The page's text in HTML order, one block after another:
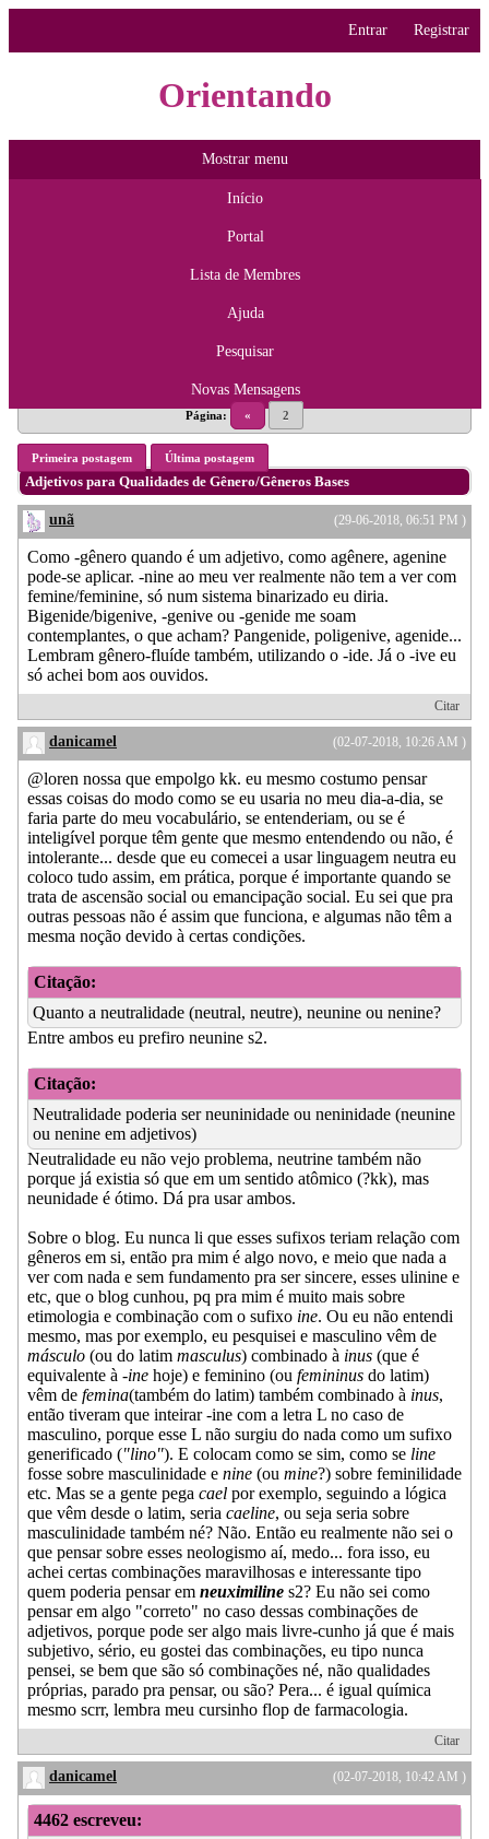
Entrar Registrar
Orientando
Mostrar menu
Início
Portal
Lista de Membres
Ajuda
Pesquisar
Novas Mensagens
Página: « 2
Primeira postagem Última postagem
Adjetivos para Qualidades de Gênero/Gêneros Bases
(29-06-2018, 06:51 PM )
unã
Como -gênero quando é um adjetivo, como agênere, agenine
pode-se aplicar. -nine ao meu ver realmente não tem a ver com
femine/feminine, só num sistema binarizado eu diria.
Bigenide/bigenive, -genive ou -genide me soam
contemplantes, o que acham? Pangenide, poligenive, agenide...
Lembram gênero-fluíde também, utilizando o -ide. Já o -ive eu
só achei bom aos ouvidos.
Citar
(02-07-2018, 10:26 AM )
danicamel
@loren nossa que empolgo kk. eu mesmo costumo pensar
essas coisas do modo como se eu usaria no meu dia-a-dia, se
faria parte do meu vocabulário, se entenderiam, ou se é
inteligível porque têm gente que mesmo entendendo ou não, é
intolerante... desde que eu comecei a usar linguagem neutra eu
coloco tudo assim, em prática, porque é importante quando se
trata de ascensão social ou emancipação social. Eu sei que pra
outras pessoas não é assim que funciona, e algumas não têm a
mesma noção devido à certas condições.
Citação:
Quanto a neutralidade (neutral, neutre), neunine ou nenine?
Entre ambos eu prefiro neunine s2.
Citação:
Neutralidade poderia ser neuninidade ou neninidade (neunine
ou nenine em adjetivos)
Neutralidade eu não vejo problema, neutrine também não
porque já existia só que em um sentido atômico (?kk), mas
neunidade é ótimo. Dá pra usar ambos.
Sobre o blog. Eu nunca li que esses sufixos teriam relação com
gêneros em si, então pra mim é algo novo, e meio que nada a
ver com nada e sem fundamento pra ser sincere, esses ulinine e
etc, que o blog cunhou, pq pra mim é muito mais sobre
etimologia e combinação com o sufixo ine. Ou eu não entendi
mesmo, mas por exemplo, eu pesquisei e masculino vêm de
másculo (ou do latim masculus) combinado à inus (que é
equivalente à -ine hoje) e feminino (ou femininus do latim)
vêm de femina(também do latim) também combinado à inus,
então tiveram que inteirar -ine com a letra L no caso de
masculino, porque esse L não surgiu do nada como um sufixo
generificado ("lino"). E colocam como se sim, como se line
fosse sobre masculinidade e nine (ou mine?) sobre feminilidade
etc. Mas se a gente pega cael por exemplo, seguindo a lógica
que vêm desde o latim, seria caeline, ou seja seria sobre
masculinidade também né? Não. Então eu realmente não sei o
que pensar sobre esses neologismo aí, medo... fora isso, eu
achei certas combinações maravilhosas e interessante tipo
quem poderia pensar em neuximiline s2? Eu não sei como
pensar em algo "correto" no caso dessas combinações de
adjetivos, porque pode ser algo mais livre-cunho já que é mais
subjetivo, sério, eu gostei das combinações, eu tipo nunca
pensei, se bem que são só combinações né, não qualidades
próprias, parado pra pensar, ou são? Pera... é igual química
mesmo scrr, lembra meu cursinho flop de farmacologia.
Citar
(02-07-2018, 10:42 AM )
danicamel
4462 escreveu: